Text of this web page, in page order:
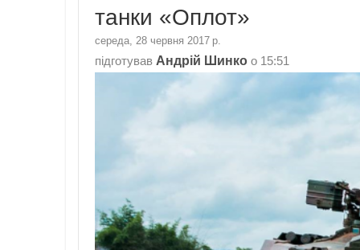
танки «Оплот»
середа, 28 червня 2017 р.
підготував Андрій Шинко о 15:51